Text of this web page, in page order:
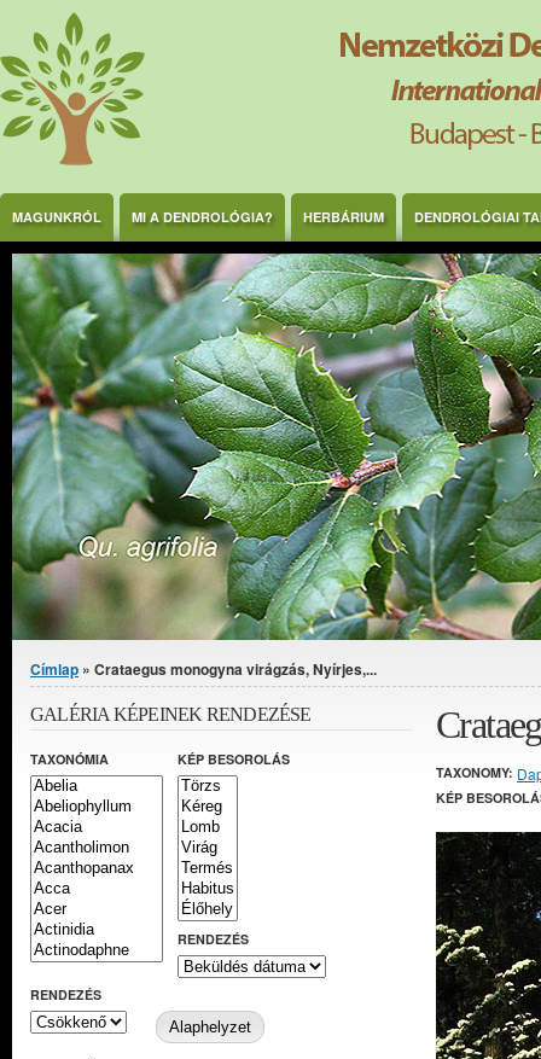
Ugrás a tartalomra
MAGUNKRÓL MI A DENDROLÓGIA? HERBÁRIUM DENDROLÓGIAI
Jelenlegi hely
Címlap » Crataegus monogyna virágzás, Nyírjes,...
TAXONOMY:
KÉP
GALÉRIA KÉPEINEK RENDEZÉSE
TAXONÓMIA KÉP BESOROLÁS
RENDEZÉS
RENDEZÉS